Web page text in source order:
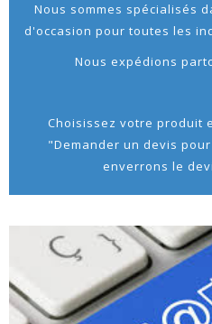
Nous sommes spécialisés
d'occasion pour toutes les
Nous expédions
Choisissez votre produit
"Demander un devis
enverrons le